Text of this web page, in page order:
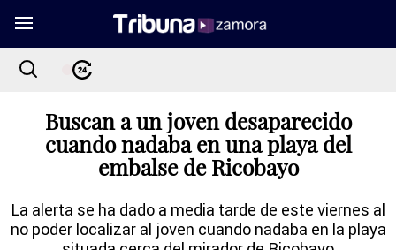
Buscan a un joven desaparecido
cuando nadaba en una playa del
embalse de Ricobayo
La alerta se ha dado a media tarde de este viernes al
no poder localizar al joven cuando nadaba en la playa